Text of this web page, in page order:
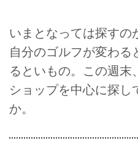
いまとなっては探すの
自分のゴルフが変わる
るといもの。この週末
ショップを中心に探し
か。